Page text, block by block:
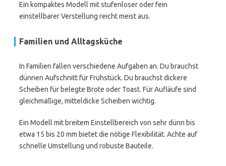
Ein kompaktes Modell mit stufenloser oder fein
einstellbarer Verstellung reicht meist aus.
Familien und Alltagsküche
In Familien fallen verschiedene Aufgaben an. Du brauchst
dünnen Aufschnitt für Frühstück. Du brauchst dickere
Scheiben für belegte Brote oder Toast. Für Aufläufe sind
gleichmäßige, mitteldicke Scheiben wichtig.
Ein Modell mit breitem Einstellbereich von sehr dünn bis
etwa 15 bis 20 mm bietet die nötige Flexibilität. Achte auf
schnelle Umstellung und robuste Bauteile.